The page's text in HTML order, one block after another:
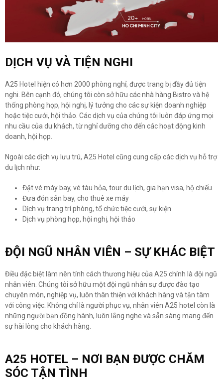
DỊCH VỤ VÀ TIỆN NGHI
A25 Hotel hiện có hơn 2000 phòng nghỉ, được trang bị đầy đủ tiện
nghi. Bên cạnh đó, chúng tôi còn sở hữu các nhà hàng Bistro và hệ
thống phòng họp, hội nghị, lý tưởng cho các sự kiện doanh nghiệp
hoặc tiệc cưới, hội thảo. Các dịch vụ của chúng tôi luôn đáp ứng mọi
nhu cầu của du khách, từ nghỉ dưỡng cho đến các hoạt động kinh
doanh, hội họp.
Ngoài các dịch vụ lưu trú, A25 Hotel cũng cung cấp các dịch vụ hỗ trợ
du lịch như:
Đặt vé máy bay, vé tàu hỏa, tour du lịch, gia hạn visa, hộ chiếu.
Đưa đón sân bay, cho thuê xe máy
Dịch vụ trang trí phòng, tổ chức tiệc cưới, sự kiện
Dịch vụ phòng họp, hội nghị, hội thảo
ĐỘI NGŨ NHÂN VIÊN – SỰ KHÁC BIỆT
Điều đặc biệt làm nên tính cách thương hiệu của A25 chính là đội ngũ
nhân viên. Chúng tôi sở hữu một đội ngũ nhân sự được đào tạo
chuyên môn, nghiệp vụ, luôn thân thiện với khách hàng và tận tâm
với công việc. Không chỉ là người phục vụ, nhân viên A25 hotel còn là
những người bạn đồng hành, luôn lắng nghe và sẵn sàng mang đến
sự hài lòng cho khách hàng.
A25 HOTEL – NƠI BẠN ĐƯỢC CHĂM
SÓC TẬN TÌNH